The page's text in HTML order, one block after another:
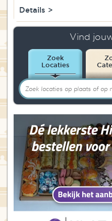
Details >
Vind
Zoek
Locaties